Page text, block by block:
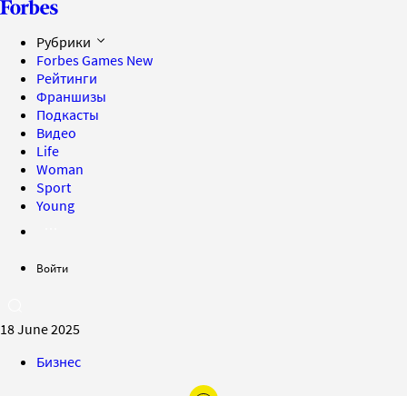
Рубрики
Forbes Games New
Рейтинги
Франшизы
Подкасты
Видео
Life
Woman
Sport
Young
Войти
18 June 2025
Бизнес